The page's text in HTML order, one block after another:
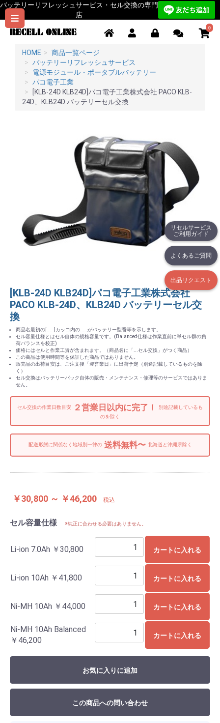
リセルサービス
ご利用ガイド
よくあるご質問
出品リクエスト
バッテリーリフレッシュサービス・セル交換の専門
店
0
HOME
商品一覧ページ
バッテリーリフレッシュサービス
電源モジュール・ポータブルバッテリー
パコ電子工業
[KLB-24D KLB24D]パコ電子工業株式会社 PACO KLB-
24D、KLB24D バッテリーセル交換
[KLB-24D KLB24D]パコ電子工業株式会社
PACO KLB-24D、KLB24D バッテリーセル交
換
商品名最初の[.....]カッコ内の.....がバッテリー型番等を示します。
セル容量仕様とはセル自体の規格容量です。(Balanced仕様は作業直前に単セル群の負
荷バランスを校正)
価格にはセルと作業工賃が含まれます。（商品名に「...セル交換」がつく商品）
この商品は使用時間等を保証した商品ではありません。
販売品の出荷目安は、ご注文後「翌営業日」に出荷予定（別途記載しているものを除
く）
セル交換はバッテリーパック自体の販売・メンテナンス・修理等のサービスではありま
せん。
セル交換の作業日数目安 ２営業日以内に完了！
別途記載しているも
のを除く
配送形態に関係なく地域別一律の送料無料〜 北海道と沖縄県除く
￥30,800 ～ ￥46,200 税込
セル容量仕様 ※純正に合わせる必要はありません。
Li-ion 7.0Ah ￥30,800 カートに入れる
Li-ion 10Ah ￥41,800 カートに入れる
Ni-MH 10Ah ￥44,000 カートに入れる
Ni-MH 10Ah Balanced
￥46,200
カートに入れる
お気に入りに追加
この商品への問い合わせ